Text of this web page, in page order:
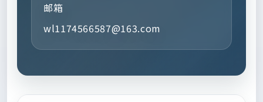
邮箱
wl1174566587@163.com